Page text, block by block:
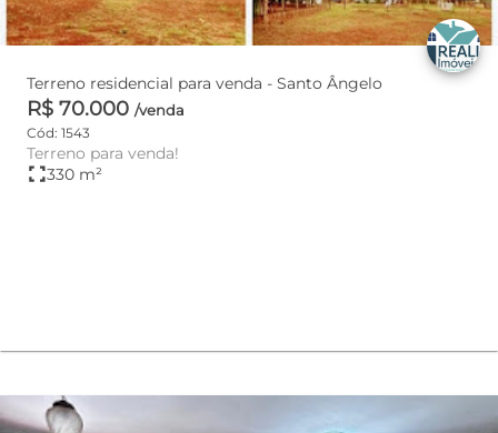
Terreno residencial para venda - Santo Ângelo
R$ 70.000 /venda
Cód: 1543
Terreno para venda!
fullscreen330 m²